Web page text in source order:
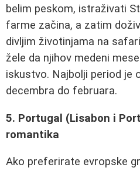
belim peskom, istraživati
farme začina, a zatim
divljim životinjama na
žele da njihov medeni
iskustvo. Najbolji period je
decembra do februara.
5. Portugal (Lisabon i
romantika
Ako preferirate evropske